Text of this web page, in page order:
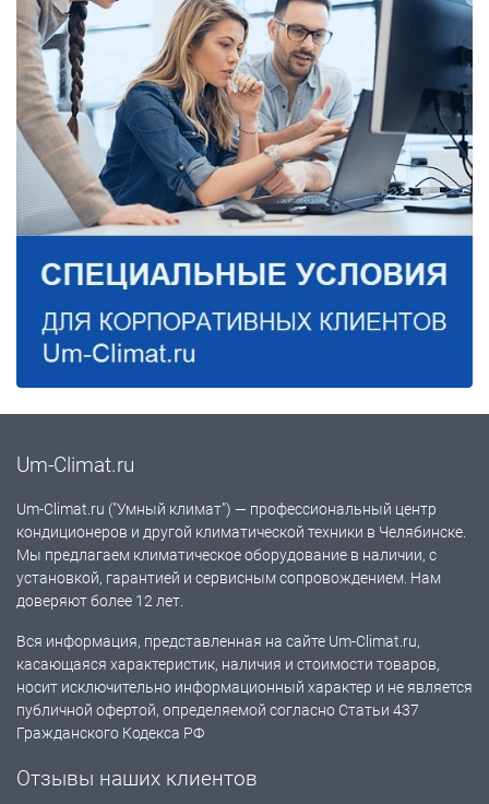
Um-Climat.ru
Um-Climat.ru ("Умный климат") — профессиональный центр
кондиционеров и другой климатической техники в Челябинске.
Мы предлагаем климатическое оборудование в наличии, с
установкой, гарантией и сервисным сопровождением. Нам
доверяют более 12 лет.
Вся информация, представленная на сайте Um-Climat.ru,
касающаяся характеристик, наличия и стоимости товаров,
носит исключительно информационный характер и не является
публичной офертой, определяемой согласно Статьи 437
Гражданского Кодекса РФ
Отзывы наших клиентов